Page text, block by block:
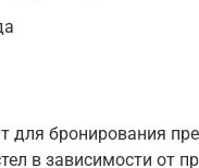
бронирования
в зависимости от